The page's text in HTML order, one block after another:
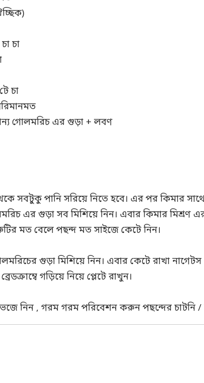
চা
চা
গোলমরিচ এর গুড়া + লবণ
সবটুকু পানি সরিয়ে নিতে হবে। এর পর কিমার
এর গুড়া সব মিশিয়ে নিন। এবার কিমার মিশ্রণ
মত বেলে পছন্দ মত সাইজে কেটে নিন।
গুড়া মিশিয়ে নিন। এবার কেটে রাখা
গড়িয়ে নিয়ে প্লেটে রাখুন।
নিন , গরম গরম পরিবেশন করুন পছন্দের চাটনি /